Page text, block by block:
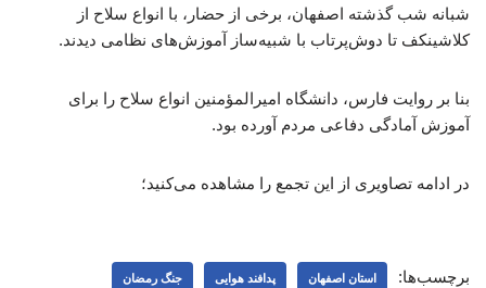
شبانه شب گذشته اصفهان، برخی از حضار، با انواع سلاح از
کلاشینکف تا دوش‌پرتاب با شبیه‌ساز آموزش‌های نظامی دیدند.
بنا بر روایت فارس، دانشگاه امیرالمؤمنین انواع سلاح را برای
آموزش آمادگی دفاعی مردم آورده بود.
در ادامه تصاویری از این تجمع را مشاهده می‌کنید؛
برچسب‌ها: استان اصفهان پدافند هوایی جنگ رمضان